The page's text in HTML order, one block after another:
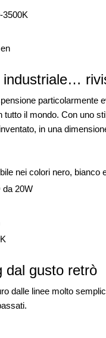
3500K
industriale…
particolarmente
tutto il mondo. Con uno
in una
nei colori nero, bianco
da 20W
dal gusto retrò
dalle linee molto
ricarica dei profumi